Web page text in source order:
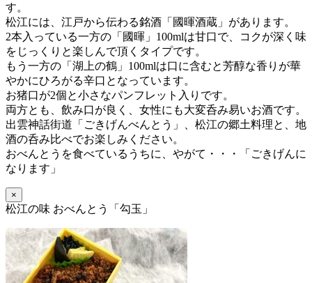
す。
松江には、江戸から伝わる銘酒「國暉酒蔵」があります。
2本入っている一方の「國暉」100mlは甘口で、コクが深く味
をじっくりと楽しんで頂くタイプです。
もう一方の「湖上の鶴」100mlは口に含むと芳醇な香りが華
やかにひろがる辛口となっています。
お猪口が2個と小さなパンフレット入りです。
両方とも、飲み口が良く、女性にも大変呑み易いお酒です。
出雲神話街道「ごきげんべんとう」、松江の郷土料理と、地
酒の呑み比べでお楽しみください。
おべんとうを食べているうちに、 やがて・・・「ごきげんに
なります」
×
松江の味 おべんとう「勾玉」